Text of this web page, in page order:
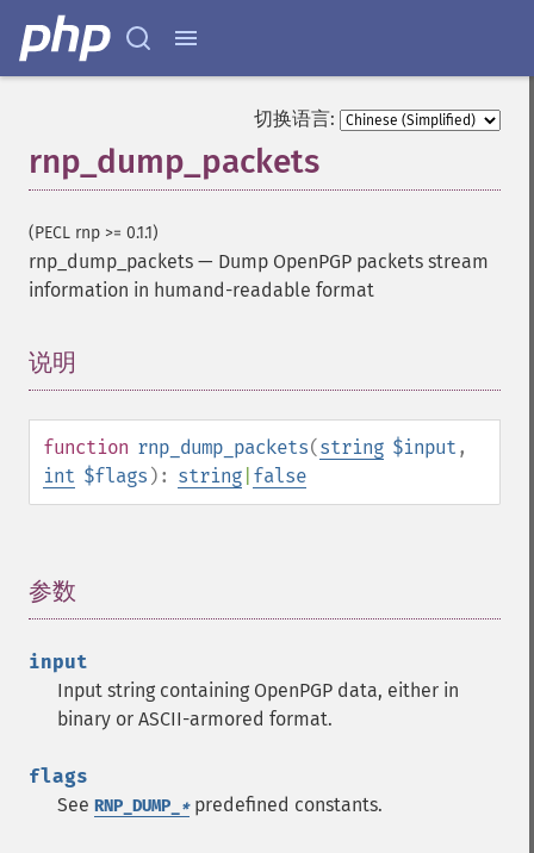
切换语言:
rnp_dump_packets
(PECL rnp >= 0.1.1)
rnp_dump_packets — Dump OpenPGP packets stream
information in humand-readable format
说明
function rnp_dump_packets(string $input ,
int $flags ): string false
参数
input
Input string containing OpenPGP data, either in
binary or ASCII-armored format.
flags
See RNP_DUMP_ *predefined constants.